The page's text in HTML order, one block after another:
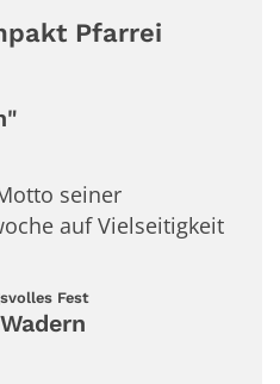
Pfarrei
seiner
auf Vielseitigkeit
Fest: